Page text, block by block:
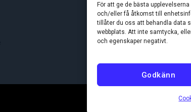
För att ge de bästa
och/eller få åtkomst till
tillåter du oss att behandla data
webbplats. Att inte samtycka,
och egenskaper negativt.
Godkänn
Kundservice